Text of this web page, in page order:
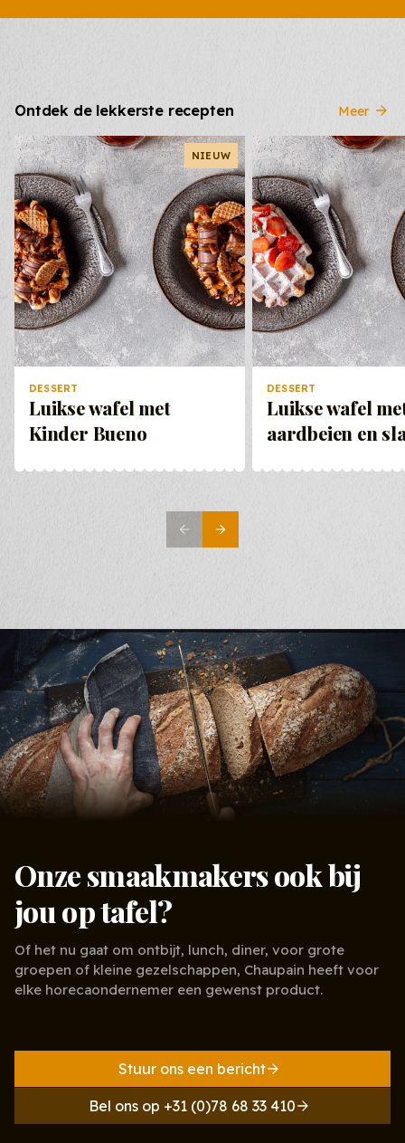
Ontdek de lekkerste recepten Meer
NIEUW
DESSERT
Luikse wafel met
Kinder Bueno
DESSERT
Luikse wafel
aardbeien en
Onze smaakmakers ook bij
jou op tafel?
Of het nu gaat om ontbijt, lunch, diner, voor grote
groepen of kleine gezelschappen, Chaupain heeft voor
elke horecaondernemer een gewenst product.
Stuur ons een bericht
Bel ons op +31 (0)78 68 33 410